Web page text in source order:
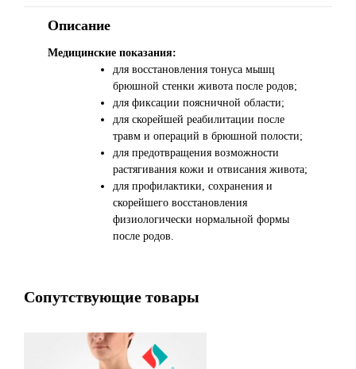
Описание
Медицинские показания:
для восстановления тонуса мышц
брюшной стенки живота после родов;
для фиксации поясничной области;
для скорейшей реабилитации после
травм и операций в брюшной полости;
для предотвращения возможности
растягивания кожи и отвисания живота;
для профилактики, сохранения и
скорейшего восстановления
физиологически нормальной формы
после родов.
Сопутствующие товары